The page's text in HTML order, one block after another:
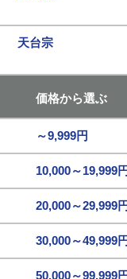
天台宗
価格から選ぶ
～9,999円
10,000～19,999円
20,000～29,999円
30,000～49,999円
50,000～99,999円